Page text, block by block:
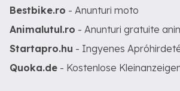
Bestbike.ro - Anunturi moto
Animalutul.ro - Anunturi gratuite
Startapro.hu - Ingyenes
Quoka.de - Kostenlose